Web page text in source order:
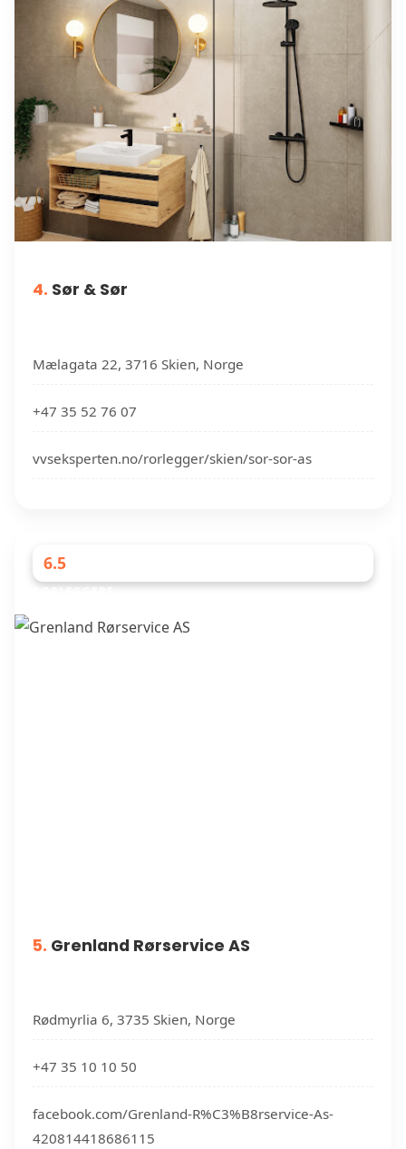
4. Sør & Sør
Mælagata 22, 3716 Skien, Norge
+47 35 52 76 07
vvseksperten.no/rorlegger/skien/sor-sor-as
6.5
5. Grenland Rørservice AS
Rødmyrlia 6, 3735 Skien, Norge
+47 35 10 10 50
facebook.com/Grenland-R%C3%B8rservice-As-
420814418686115